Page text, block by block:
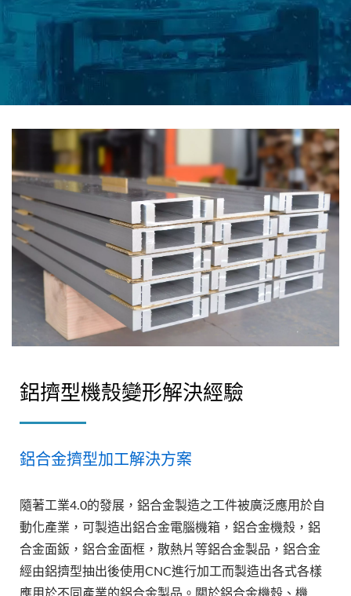
鋁擠型機殼變形解決經驗
鋁合金擠型加工解決方案
隨著工業4.0的發展，鋁合金製造之工件被廣泛應用於自
動化產業，可製造出鋁合金電腦機箱，鋁合金機殼，鋁
合金面鈑，鋁合金面框，散熱片等鋁合金製品，鋁合金
經由鋁擠型抽出後使用CNC進行加工而製造出各式各樣